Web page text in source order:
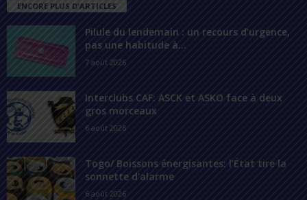
ENCORE PLUS D'ARTICLES
Pilule du lendemain : un recours d’urgence,
pas une habitude à...
7 août 2026
Interclubs CAF: ASCK et ASKO face à deux
gros morceaux
6 août 2026
Togo/ Boissons énergisantes: l’État tire la
sonnette d’alarme
6 août 2026